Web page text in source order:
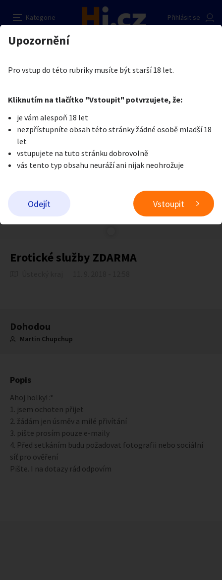
Kategorie
Přihlásit se
Auto-moto
Reality a bydlení Seznamka
Zvířata
Stroje a nářadí PC a elektro Sport a hobby
Sběratelství
Přidat inzerát
Erotika
Je nám líto, ale tenhle inzerát již není aktuální.
Erotické služby ZDARMA
Dohodou
Martin Chupchup
Popis
Ahoj holky! :*
1. jsem ochoten přijet
2. žádám jen úsměv a milé přivítání
3. pište prosím pouze e-maily
4. Před setkáním budu požadovat fotografii nebo sociální
síť pro ověření
Pište. I na dotazy rád odpovím
Erotické služby ZDARMA
Prodávající
Pošlete uživateli zprávu
Nahlásit inzerát
Upozornění
Pro vstup do této rubriky musíte být starší 18 let.
Kliknutím na tlačítko "Vstoupit" potvrzujete, že:
je vám alespoň 18 let
nezpřístupníte obsah této stránky žádné osobě mladší 18
let
vstupujete na tuto stránku dobrovolně
vás tento typ obsahu neuráží ani nijak neohrožuje
Odejít Vstoupit